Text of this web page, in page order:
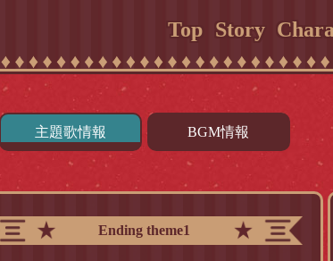
Top Story
主題歌情報 BGM情報
Ending theme1